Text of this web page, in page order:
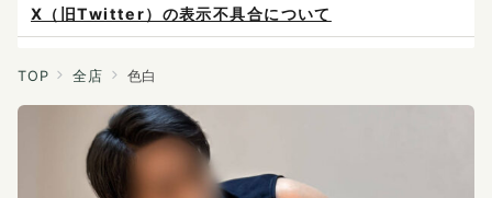
ご予約は各店へ直接お問い合わせください。
料金は当日施術前にお支払いください。
感染症防止対策について
料金改定のお知らせ
TOP 全店 色白